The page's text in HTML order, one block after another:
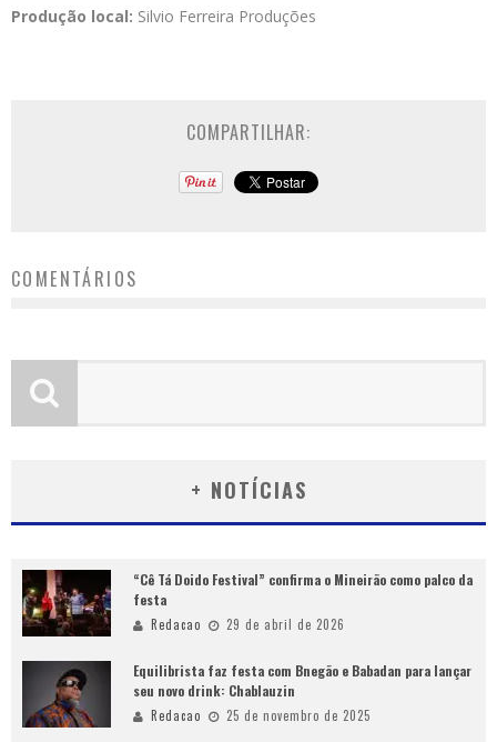
Produção local: Silvio Ferreira Produções
COMPARTILHAR:
COMENTÁRIOS
+ NOTÍCIAS
“Cê Tá Doido Festival” confirma o Mineirão como palco da
festa
Redacao 29 de abril de 2026
Equilibrista faz festa com Bnegão e Babadan para lançar
seu novo drink: Chablauzin
Redacao 25 de novembro de 2025